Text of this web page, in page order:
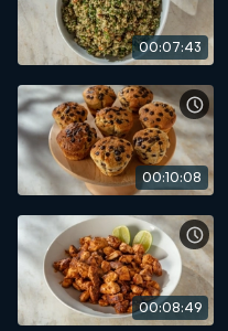
00:07:43
00:10:08
00:08:49